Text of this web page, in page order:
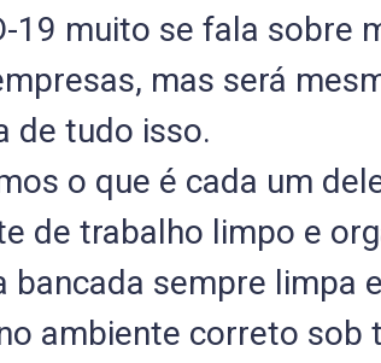
19 muito se fala sobre
mas será
de tudo isso.
o que é cada um
de trabalho limpo e
sempre limpa
ambiente correto